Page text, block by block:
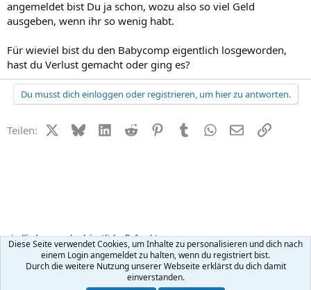
angemeldet bist Du ja schon, wozu also so viel Geld
ausgeben, wenn ihr so wenig habt.
Für wieviel bist du den Babycomp eigentlich losgeworden,
hast du Verlust gemacht oder ging es?
Du musst dich einloggen oder registrieren, um hier zu antworten.
Teilen: X (Twitter)
BlueskyLinkedIn
Reddit PinterestTumblr WhatsApp
E-MailLink
Kinderwunsch + künstliche Befruchtung
Kontakt Nutzungsbedingungen Datenschutz Hilfe
R
Diese Seite verwendet Cookies, um Inhalte zu personalisieren und dich nach
einem Login angemeldet zu halten, wenn du registriert bist.
Durch die weitere Nutzung unserer Webseite erklärst du dich damit
einverstanden.